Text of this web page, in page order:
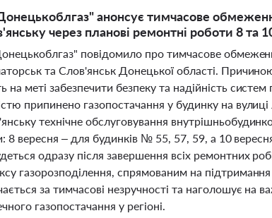
анонсує тимчасове
через планові ремонтні роботи 8 та
повідомило про тимчасове
та Слов'янськ Донецької області.
на меті забезпечити безпеку та надійність
припинено газопостачання у будинку на
технічне обслуговування
8 вересня – для будинків № 55, 57, 59, а 10
одразу після завершення всіх ремонтних
газорозподілення, спрямованим на
за тимчасові незручності та наголошує на
газопостачання у регіоні.